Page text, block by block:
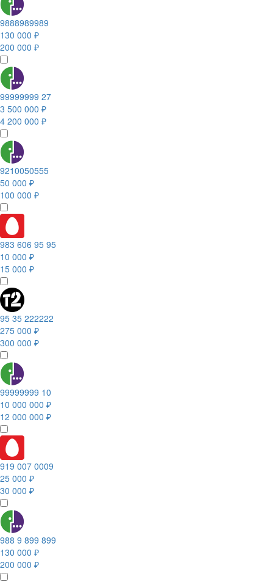
9888989989
130 000 ₽
200 000 ₽
99999999 27
3 500 000 ₽
4 200 000 ₽
9210050555
50 000 ₽
100 000 ₽
983 606 95 95
10 000 ₽
15 000 ₽
95 35 222222
275 000 ₽
300 000 ₽
99999999 10
10 000 000 ₽
12 000 000 ₽
919 007 0009
25 000 ₽
30 000 ₽
988 9 899 899
130 000 ₽
200 000 ₽